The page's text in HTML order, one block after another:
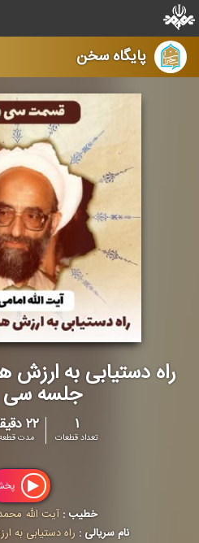
پایگاه سخن
راه دستیابی به ارزش
جلسه سی
۱
تعداد قطعات
۲۲ دقیقه
مدت
خطیب :آیت الله
نام سریالی : راه دستیابی به